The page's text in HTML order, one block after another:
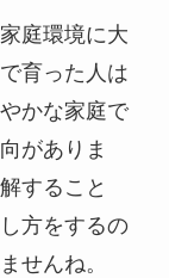
庭環境に大
育った人は
かな家庭で
がありま
すること
方をするの
せんね。